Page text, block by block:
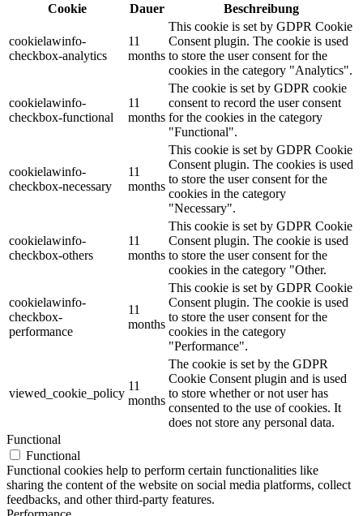
Cookie
Dauer Beschreibung
cookielawinfo-
checkbox-analytics
11
months
This cookie is set by GDPR Cookie
Consent plugin. The cookie is used
to store the user consent for the
cookies in the category "Analytics".
cookielawinfo-
checkbox-functional
11
months
The cookie is set by GDPR cookie
consent to record the user consent
for the cookies in the category
"Functional".
cookielawinfo-
checkbox-necessary
11
months
This cookie is set by GDPR Cookie
Consent plugin. The cookies is used
to store the user consent for the
cookies in the category
"Necessary".
cookielawinfo-
checkbox-others
11
months
This cookie is set by GDPR Cookie
Consent plugin. The cookie is used
to store the user consent for the
cookies in the category "Other.
cookielawinfo-
checkbox-
performance
11
months
This cookie is set by GDPR Cookie
Consent plugin. The cookie is used
to store the user consent for the
cookies in the category
"Performance".
viewed_cookie_policy
11
months
The cookie is set by the GDPR
Cookie Consent plugin and is used
to store whether or not user has
consented to the use of cookies. It
does not store any personal data.
Functional
Functional
Functional cookies help to perform certain functionalities like
sharing the content of the website on social media platforms, collect
feedbacks, and other third-party features.